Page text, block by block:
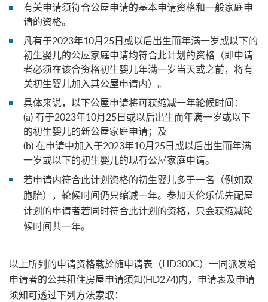
有关申请须符合公屋申请的基本申请资格和一般家庭申
请的资格。
凡有于2023年10月25日或以后出生而年满一岁或以下的
初生婴儿的公屋家庭申请均符合此计划的资格（即申请
者必须在该合资格初生婴儿年满一岁当天或之前，将有
关初生婴儿加入其公屋申请内）。
具体来说，以下公屋申请将可获缩减一年轮候时间：
(a) 有于2023年10月25日或以后出生而年满一岁或以下
的初生婴儿的新公屋家庭申请；及
(b) 在申请中加入于2023年10月25日或以后出生而年满
一岁或以下的初生婴儿的现有公屋家庭申请。
若申请内符合此计划资格的初生婴儿多于一名（例如双
胞胎），轮候时间仍只缩减一年。参加天伦乐优先配屋
计划的申请者若同时符合此计划的资格，只会获缩减轮
候时间共一年。
以上所列的申请资格载於随申请表（HD300C）一同派发给
申请者的公共租住房屋申请须知(HD274)内，申请表及申请
须知可透过下列方法索取：